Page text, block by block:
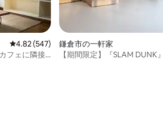
レビュー547件、5つ星中4.82つ星の平均評価
4.82 (547)
フェに隣接
鎌倉市の一軒家
【期間限定】『SLAM DUNK